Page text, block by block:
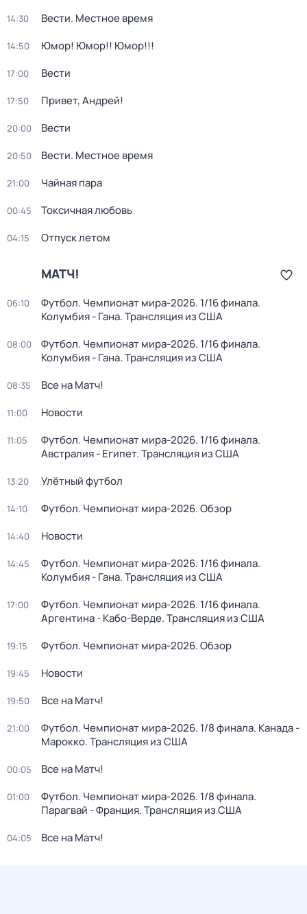
14:30 Вести. Местное время
14:50 Юмор! Юмор!! Юмор!!!
17:00 Вести
17:50 Привет, Андрей!
20:00 Вести
20:50 Вести. Местное время
21:00 Чайная пара
00:45 Токсичная любовь
04:15 Отпуск летом
МАТЧ!
06:10
Футбол. Чемпионат мира-2026. 1/16 финала.
Колумбия - Гана. Трансляция из США
08:00
Футбол. Чемпионат мира-2026. 1/16 финала.
Колумбия - Гана. Трансляция из США
08:35 Все на Матч!
11:00 Новости
11:05
Футбол. Чемпионат мира-2026. 1/16 финала.
Австралия - Египет. Трансляция из США
13:20 Улётный футбол
14:10 Футбол. Чемпионат мира-2026. Обзор
14:40 Новости
14:45
Футбол. Чемпионат мира-2026. 1/16 финала.
Колумбия - Гана. Трансляция из США
17:00
Футбол. Чемпионат мира-2026. 1/16 финала.
Аргентина - Кабо-Верде. Трансляция из США
19:15 Футбол. Чемпионат мира-2026. Обзор
19:45 Новости
19:50 Все на Матч!
21:00
Футбол. Чемпионат мира-2026. 1/8 финала. Канада -
Марокко. Трансляция из США
00:05 Все на Матч!
01:00
Футбол. Чемпионат мира-2026. 1/8 финала.
Парагвай - Франция. Трансляция из США
04:05 Все на Матч!